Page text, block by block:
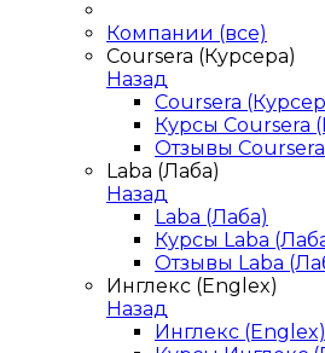
Компании (все)
Coursera (Курсера)
Назад
Coursera
Курсы Coursera
Отзывы
Laba (Лаба)
Назад
Laba (Лаба)
Курсы Laba
Отзывы Laba
Инглекс (Englex)
Назад
Инглекс (Englex)